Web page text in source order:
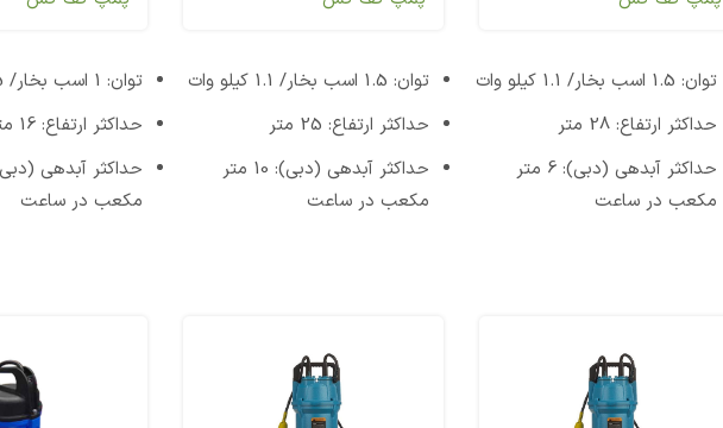
توان: 1.5 اسب بخار/ 1.1 کیلو وات
حداکثر ارتفاع: 28 متر
حداکثر آبدهی (دبی): 6 متر
مکعب در ساعت
توان: 1.5 اسب بخار/ 1.1 کیلو وات
حداکثر ارتفاع: 25 متر
حداکثر آبدهی (دبی): 10 متر
مکعب در ساعت
توان: 1 اسب بخار/ 0.75 کیلو وات
حداکثر ارتفاع: 16 متر
مکعب در ساعت